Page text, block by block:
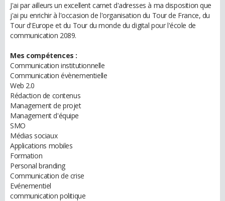
J'ai par ailleurs un excellent carnet d'adresses à ma disposition que
j'ai pu enrichir à l'occasion de l'organisation du Tour de France, du
Tour d'Europe et du Tour du monde du digital pour l'école de
communication 2089.
Mes compétences :
Communication institutionnelle
Communication évènementielle
Web 2.0
Rédaction de contenus
Management de projet
Management d'équipe
SMO
Médias sociaux
Applications mobiles
Formation
Personal branding
Communication de crise
Evénementiel
communication politique